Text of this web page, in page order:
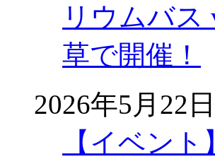
リウムバス
草で開催！
2026年5月22日
【イベン